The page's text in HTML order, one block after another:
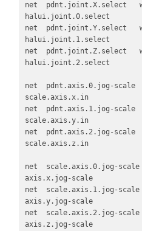
net  pdnt.joint.X.select
halui.joint.0.select
net  pdnt.joint.Y.select
halui.joint.1.select
net  pdnt.joint.Z.select
halui.joint.2.select
net  pdnt.axis.0.jog-scale
scale.axis.x.in
net  pdnt.axis.1.jog-scale
scale.axis.y.in
net  pdnt.axis.2.jog-scale
scale.axis.z.in
net  scale.axis.0.jog-
axis.x.jog-scale
net  scale.axis.1.jog-
axis.y.jog-scale
net  scale.axis.2.jog-
axis.z.jog-scale